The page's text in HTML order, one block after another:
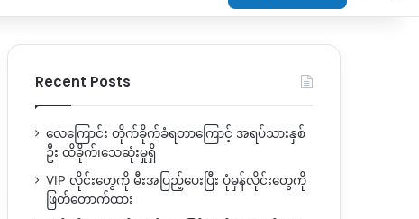
Recent Posts
လေကြောင်း တိုက်ခိုက်ခံရတာကြောင့် အရပ်သားနှစ်
ဦး ထိခိုက်၊သေဆုံးမှုရှိ
VIP လိုင်းတွေကို မီးအပြည့်ပေးပြီး ပုံမှန်လိုင်းတွေကို
ဖြတ်တောက်ထား